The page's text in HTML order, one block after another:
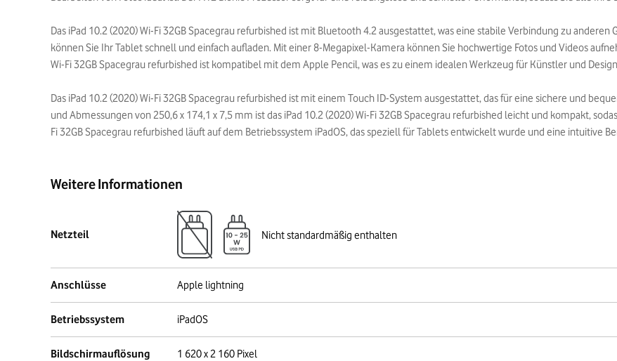
Das iPad 10.2 (2020) Wi-Fi 32GB Spacegrau refurbished ist mit Bluetooth 4.2 ausgestattet, was eine stabile Verbindung zu
können Sie Ihr Tablet schnell und einfach aufladen. Mit einer 8-Megapixel-Kamera können Sie hochwertige Fotos und Videos
Wi-Fi 32GB Spacegrau refurbished ist kompatibel mit dem Apple Pencil, was es zu einem idealen Werkzeug für Künstler und
Das iPad 10.2 (2020) Wi-Fi 32GB Spacegrau refurbished ist mit einem Touch ID-System ausgestattet, das für eine sichere und
und Abmessungen von 250,6 x 174,1 x 7,5 mm ist das iPad 10.2 (2020) Wi-Fi 32GB Spacegrau refurbished leicht und kompakt,
Fi 32GB Spacegrau refurbished läuft auf dem Betriebssystem iPadOS, das speziell für Tablets entwickelt wurde und eine intuitive
Weitere Informationen
Netzteil Nicht standardmäßig enthalten
Anschlüsse Apple lightning
Betriebssystem iPadOS
Bildschirmauflösung 1 620 x 2 160 Pixel